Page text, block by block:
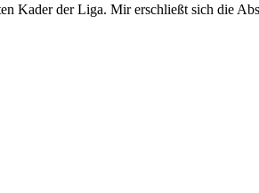
Kader der Liga. Mir erschließt sich die